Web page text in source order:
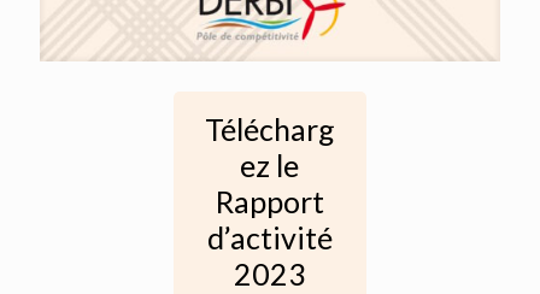
Télécharg
ez le
Rapport
d’activité
2023